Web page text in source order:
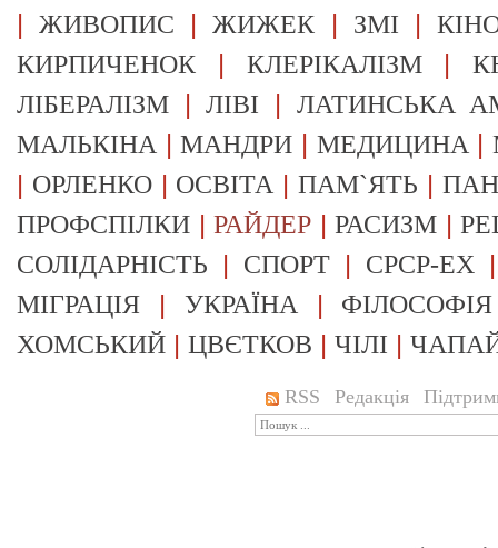
|ЖИВОПИС |ЖИЖЕК | ЗМІ |
КИРПИЧЕНОК | КЛЕРІКАЛІЗМ|
ЛІБЕРАЛІЗМ |ЛІВІ | ЛАТИНСЬКА
МАЛЬКІНА |МАНДРИ | МЕДИЦИНА |
| ОРЛЕНКО| ОСВІТА |ПАМ`ЯТЬ |
ПРОФСПІЛКИ |РАЙДЕР |РАСИЗМ |
СОЛІДАРНІСТЬ | СПОРТ | СРСР-EX
МІГРАЦІЯ | УКРАЇНА | ФІЛОСОФІЯ
ХОМСЬКИЙ | ЦВЄТКОВ | ЧІЛІ |
RSS Редакція